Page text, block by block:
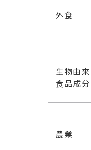
外食
生物由来
食品成分
農業